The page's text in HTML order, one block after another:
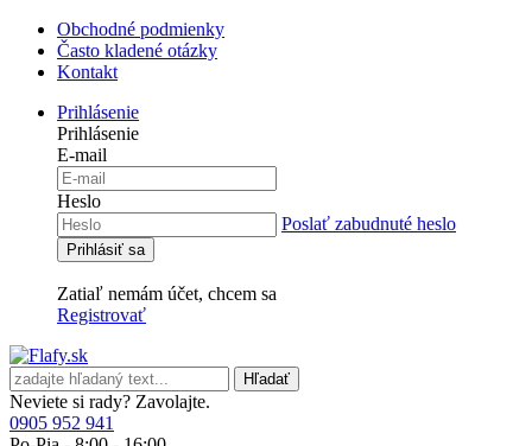
Obchodné podmienky
Často kladené otázky
Kontakt
Prihlásenie
Prihlásenie
E-mail
Heslo
Poslať zabudnuté heslo
Zatiaľ nemám účet, chcem sa
Registrovať
Hľadať
Neviete si rady? Zavolajte.
0905 952 941